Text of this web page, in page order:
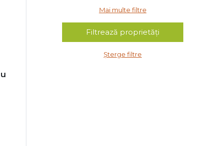
Mai multe filtre
Șterge filtre